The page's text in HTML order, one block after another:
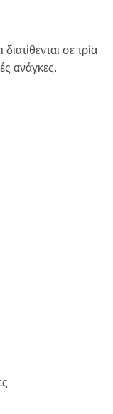
σε τρία
ανάγκες.